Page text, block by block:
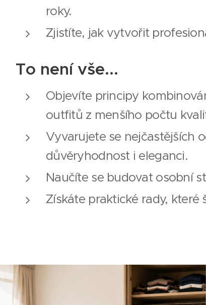
roky.
Zjistíte, jak vytvořit
To není vše...
Objevíte principy
outfitů z menšího počtu
Vyvarujete se nejčastějších
důvěryhodnost i eleganci.
Naučíte se budovat osobní
Získáte praktické rady, které